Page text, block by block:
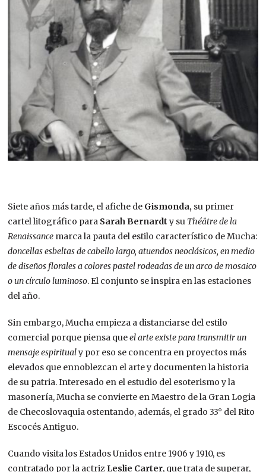
Siete años más tarde, el afiche de Gismonda, su primer
cartel litográfico para Sarah Bernardty su Théâtre de la
Renaissance marca la pauta del estilo característico de Mucha:
doncellas esbeltas de cabello largo, atuendos neoclásicos, en medio
de diseños florales a colores pastel rodeadas de un arco de mosaico
o un círculo luminoso. El conjunto se inspira en las estaciones
del año.
Sin embargo, Mucha empieza a distanciarse del estilo
comercial porque piensa queel arte existe para transmitir un
mensaje espiritualy por eso se concentra en proyectos más
elevados que ennoblezcan el arte y documenten la historia
de su patria. Interesado en el estudio del esoterismo y la
masonería, Mucha se convierte en Maestro de la Gran Logia
de Checoslovaquia ostentando, además, el grado 33° del Rito
Escocés Antiguo.
Cuando visita los Estados Unidos entre 1906 y 1910, es
contratado por la actriz Leslie Carter, que trata de superar,